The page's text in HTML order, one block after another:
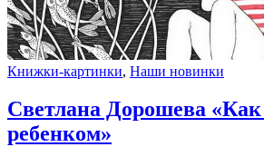
Книжки-картинки, Наши новинки
Светлана Дорошева «Как
ребенком»